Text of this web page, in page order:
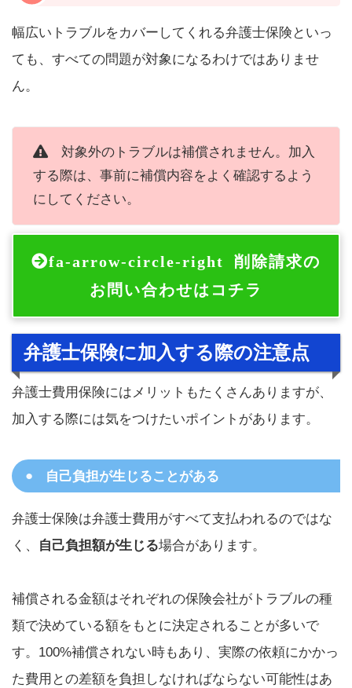
幅広いトラブルをカバーしてくれる弁護士保険といっ
ても、すべての問題が対象になるわけではありませ
ん。
対象外のトラブルは補償されません。加入
する際は、事前に補償内容をよく確認するよう
にしてください。
fa-arrow-circle-right
削除請求の
お問い合わせはコチラ
弁護士保険に加入する際の注意点
弁護士費用保険にはメリットもたくさんありますが、
加入する際には気をつけたいポイントがあります。
自己負担が生じることがある
弁護士保険は弁護士費用がすべて支払われるのではな
く、
自己負担額が生じる場合があります。
補償される金額はそれぞれの保険会社がトラブルの種
類で決めている額をもとに決定されることが多いで
す。100%補償されない時もあり、実際の依頼にかかっ
た費用との差額を負担しなければならない可能性はあ